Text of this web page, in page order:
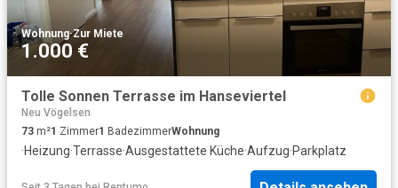
Wohnung·Zur Miete
1.000 €
Tolle Sonnen Terrasse im Hanseviertel
Neu Vögelsen
73 m²1 Zimmer1 BadezimmerWohnung
·Heizung·Terrasse·Ausgestattete Küche·Aufzug·Parkplatz